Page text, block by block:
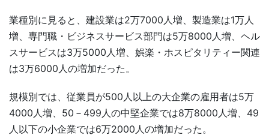
業種別に見ると、建設業は2万7000人増、製造業は1万人
増、専門職・ビジネスサービス部門は5万8000人増、ヘル
スサービスは3万5000人増、娯楽・ホスピタリティー関連
は3万6000人の増加だった。
規模別では、従業員が500人以上の大企業の雇用者は5万
4000人増、50－499人の中堅企業では8万8000人増、49
人以下の小企業では6万2000人の増加だった。